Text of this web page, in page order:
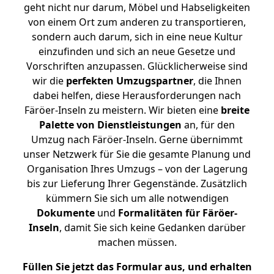
geht nicht nur darum, Möbel und Habseligkeiten
von einem Ort zum anderen zu transportieren,
sondern auch darum, sich in eine neue Kultur
einzufinden und sich an neue Gesetze und
Vorschriften anzupassen. Glücklicherweise sind
wir die perfekten Umzugspartner, die Ihnen
dabei helfen, diese Herausforderungen nach
Färöer-Inseln zu meistern. Wir bieten eine breite
Palette von Dienstleistungen an, für den
Umzug nach Färöer-Inseln. Gerne übernimmt
unser Netzwerk für Sie die gesamte Planung und
Organisation Ihres Umzugs – von der Lagerung
bis zur Lieferung Ihrer Gegenstände. Zusätzlich
kümmern Sie sich um alle notwendigen
Dokumente und Formalitäten für Färöer-
Inseln, damit Sie sich keine Gedanken darüber
machen müssen.
Füllen Sie jetzt das Formular aus, und erhalten